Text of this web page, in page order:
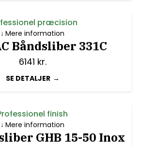
præcision
Båndsliber 331C
6141 kr.
SE DETALJER
Mere information
finish
GHB 15-50 Inox
Mere information